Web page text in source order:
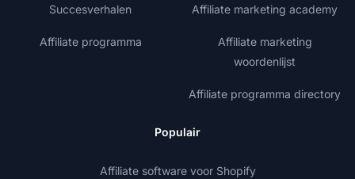
Succesverhalen
Affiliate programma
Affiliate marketing academy
Affiliate marketing
woordenlijst
Affiliate programma directory
Populair
Affiliate software voor Shopify